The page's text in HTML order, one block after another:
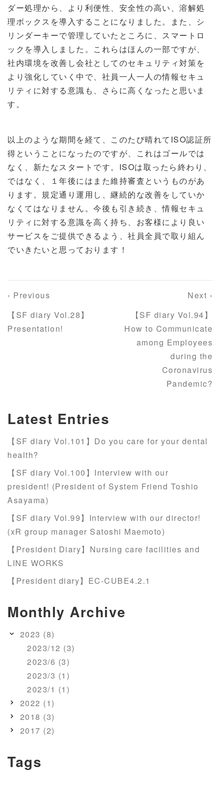
ダー処理から、より利便性、安全性の高い、溶解処
理ボックスを導入することになりました。また、シ
リンダーキーで管理していたところに、スマートロ
ックを導入しました。これらはほんの一部ですが、
社内環境を改善し会社としてのセキュリティ対策を
より強化していく中で、社員一人一人の情報セキュ
リティに対する意識も、さらに高くなったと思いま
す。
以上のような期間を経て、このたび晴れて ISO認証所
得ということになったのですが、これはゴールでは
なく、新たなスタートです。 ISOは取ったら終わり、
ではなく、１年後にはまた維持審査というものがあ
ります。規定通り運用し、継続的な改善をしていか
なくてはなりません。今後も引き続き、情報セキュ
リティに対する意識を高く持ち、お客様により良い
サービスをご提供できるよう、社員全員で取り組ん
でいきたいと思っております！
‹ Previous
【SF diary Vol.28】
Presentation!
Next ›
【SF diary Vol.94】
How to Communicate
among Employees
during the
Coronavirus
Pandemic?
Latest Entries
【SF diary Vol.101】Do you care for your dental
health?
【SF diary Vol.100】Interview with our
president! (President of System Friend Toshio
Asayama)
【SF diary Vol.99】Interview with our director!
(xR group manager Satoshi Maemoto)
【President Diary】Nursing care facilities and
LINE WORKS
【President diary】EC-CUBE4.2.1
Monthly Archive
2023 (8)
2023/12 (3)
2023/6 (3)
2023/3 (1)
2023/1 (1)
2022 (1)
2018 (3)
2017 (2)
Tags